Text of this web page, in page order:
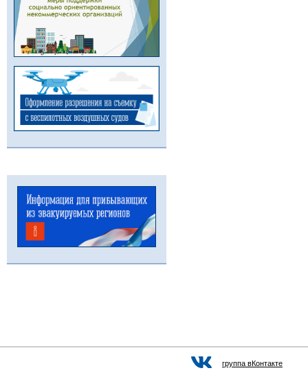
группа вКонтакте